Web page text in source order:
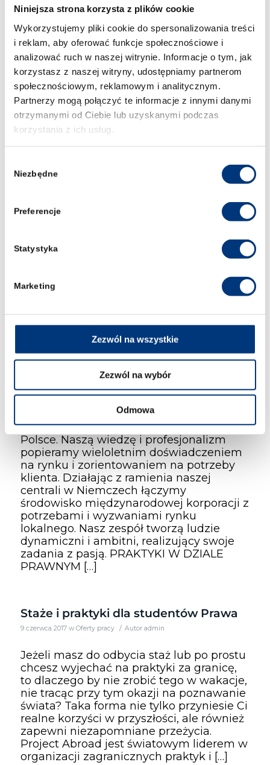
Niniejsza strona korzysta z plików cookie
Wykorzystujemy pliki cookie do spersonalizowania treści
i reklam, aby oferować funkcje społecznościowe i
analizować ruch w naszej witrynie. Informacje o tym, jak
korzystasz z naszej witryny, udostępniamy partnerom
społecznościowym, reklamowym i analitycznym.
Partnerzy mogą połączyć te informacje z innymi danymi
otrzymanymi od Ciebie lub uzyskanymi podczas
korzystania z ich usług.
zgody
Niezbędne
Preferencje
Statystyka
Marketing
Zezwól na wszystkie
Zezwól na wybór
Odmowa
odpowiedzi na powyższe pytania brzmią „
praktyki studenckiej w naszej Kancelarii
w Wałbrzychu […]
20 listopada 2017 wBez kategorii / Autoradmin
Konferencja “I International
Conference on Forensic Medicine and
16 listopada 2017
Studenci uczelnianego Koła Naukowego
Nauk Penalnych “Liberum” są
Medicine and Medical Law”, która
odbędzie się w dniach 28-30 listopada.
Chodkowskiej ufunduje zakup 90 sztuk
Księgi abstraktów z konferencji. Udział w
konferencji jest bezpłatny. Link do
wydarzenia:https://www.facebook.com/
Praktyki w dziale prawnym KOMSA
6 lipca 2017 wOferty pracy / Autoradmin
KOMSA Polska jest wiodącym
dystrybutorem telekomunikacyjnym w
Polsce. Naszą wiedzę i profesjonalizm
popieramy wieloletnim doświadczeniem
na rynku i zorientowaniem na potrzeby
klienta. Działając z ramienia naszej
centrali w Niemczech łączymy
środowisko międzynarodowej korporacji z
potrzebami i wyzwaniami rynku
lokalnego. Nasz zespół tworzą ludzie
dynamiczni i ambitni, realizujący swoje
zadania z pasją. PRAKTYKI W DZIALE
PRAWNYM […]
Staże i praktyki dla studentów Prawa
9 czerwca 2017 w Oferty pracy / Autor admin
Jeżeli masz do odbycia staż lub po prostu
chcesz wyjechać na praktyki za granicę,
to dlaczego by nie zrobić tego w wakacje,
nie tracąc przy tym okazji na poznawanie
świata? Taka forma nie tylko przyniesie Ci
realne korzyści w przyszłości, ale również
zapewni niezapomniane przeżycia.
Project Abroad jest światowym liderem w
organizacji zagranicznych praktyk i […]